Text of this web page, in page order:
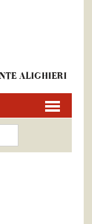
ALIGHIERI